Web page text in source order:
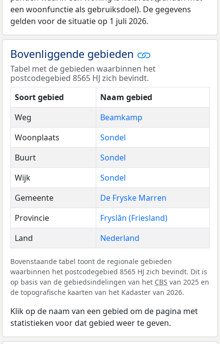
een woonfunctie als gebruiksdoel). De gegevens
gelden voor de situatie op 1 juli 2026.
Bovenliggende gebieden
Tabel met de gebieden waarbinnen het
postcodegebied 8565 HJ zich bevindt.
Soort gebied
Naam gebied
Weg
Beamkamp
Woonplaats
Sondel
Buurt
Sondel
Wijk
Sondel
Gemeente
De Fryske Marren
Provincie
Fryslân (Friesland)
Land
Nederland
Bovenstaande tabel toont de regionale gebieden
waarbinnen het postcodegebied 8565 HJ zich bevindt. Dit is
op basis van de gebiedsindelingen van het CBS van 2025 en
de topografische kaarten van het Kadaster van 2026.
Klik op de naam van een gebied om de pagina met
statistieken voor dat gebied weer te geven.